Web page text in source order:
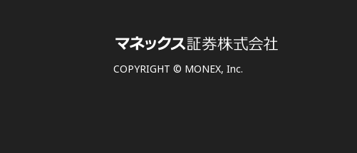
COPYRIGHT © MONEX, Inc.